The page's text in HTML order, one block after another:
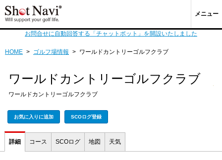
メニュー
お問合せに自動回答する「チャットボット」を開設いたしました
HOME > ゴルフ場情報 > ワールドカントリーゴルフクラブ
ワールドカントリーゴルフクラブ
ワールドカントリーゴルフクラブ
お気に入りに追加 SCOログ登録
詳細 コース SCOログ 地図 天気